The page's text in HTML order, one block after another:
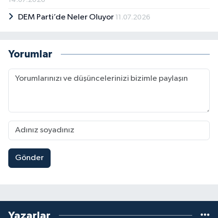
Süfyan’sınız, Muaviye’siniz, Yezid’siniz. İran,
besleyenlere tercih ediyorsanız, sizin
inancınız yalandan ibarettir, sizin kıbleniz ABD
alçaklardan önce onurunu, şerefini ayaklar
altına alanları, kızlarını sunanları kahretsin. ABD
ile İsrail, dünyanın gözünün içine baka baka
DEM Parti’de Neler Oluyor 11.07.2026
Yorumlar
Gönder
Yazarlar